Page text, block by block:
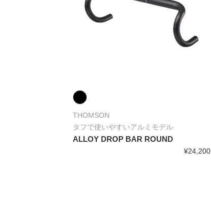
THOMSON
タフで使いやすいアルミモデル
ALLOY DROP BAR ROUND
¥24,200